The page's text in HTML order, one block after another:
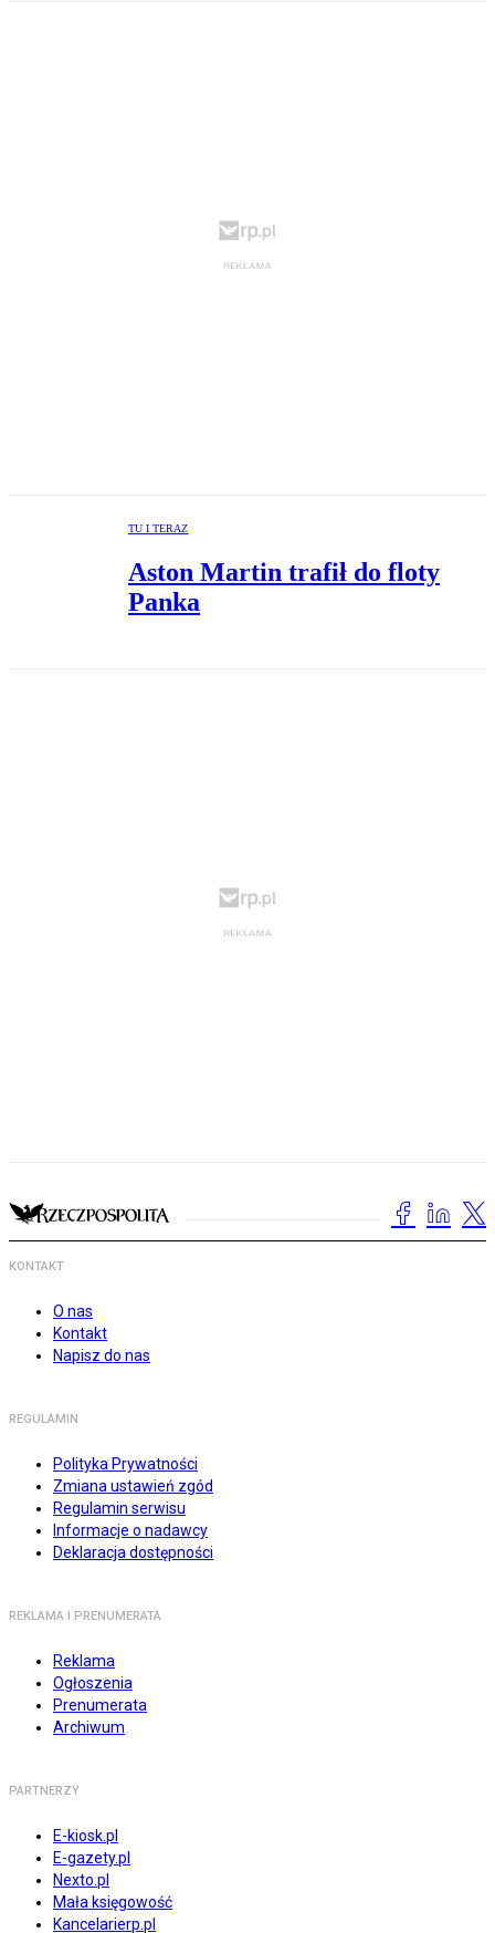
TU I TERAZ
Aston Martin trafił do floty
Panka
KONTAKT
O nas
Kontakt
Napisz do nas
REGULAMIN
Polityka Prywatności
Zmiana ustawień zgód
Regulamin serwisu
Informacje o nadawcy
Deklaracja dostępności
REKLAMA I PRENUMERATA
Reklama
Ogłoszenia
Prenumerata
Archiwum
PARTNERZY
E-kiosk.pl
E-gazety.pl
Nexto.pl
Mała księgowość
Kancelarierp.pl